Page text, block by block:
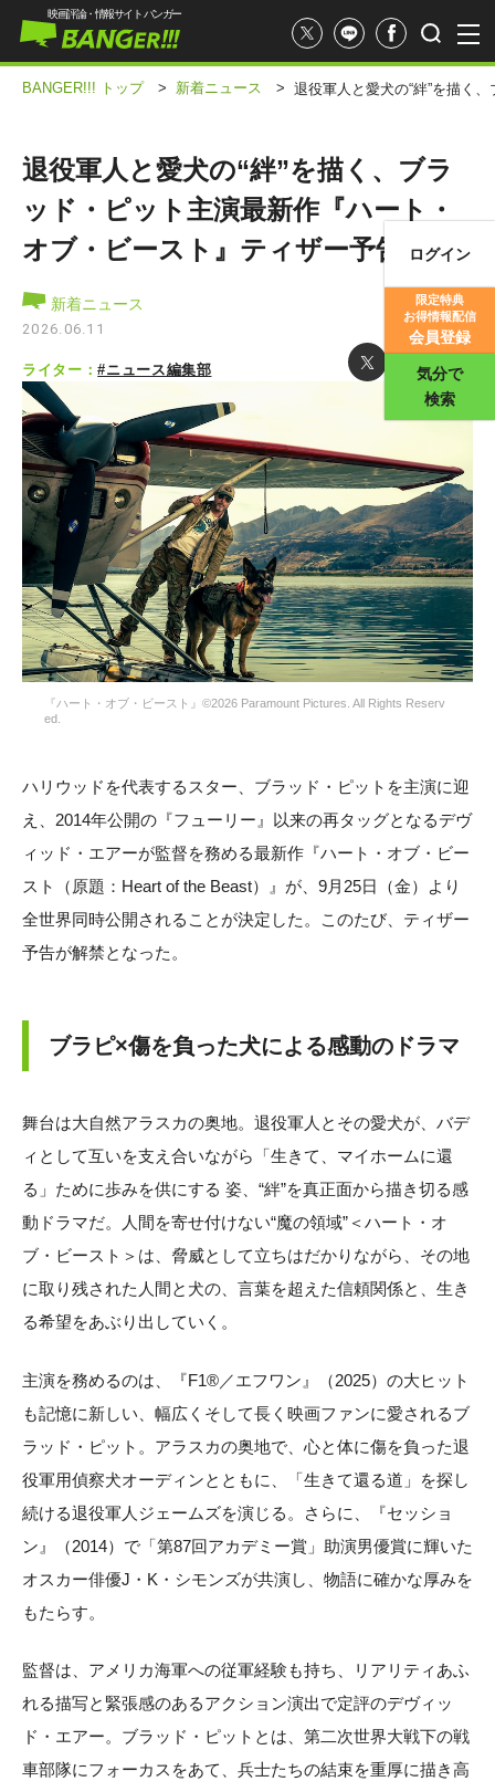
映画評論・情報サイト バンガー
ログイン
限定特典
お得情報配信
会員登録
気分で
検索
BANGER!!! トップ > 新着ニュース > 退役軍人と愛犬の“絆”を描く
退役軍人と愛犬の“絆”を描く、ブラ
ッド・ピット主演最新作『ハート・
オブ・ビースト』ティザー予告
新着ニュース
2026.06.11
ライター：#ニュース編集部
『ハート・オブ・ビースト』©2026 Paramount Pictures. All Rights Reserv
ed.
ハリウッドを代表するスター、ブラッド・ピットを主演に迎
え、2014年公開の『フューリー』以来の再タッグとなるデヴ
ィッド・エアーが監督を務める最新作『ハート・オブ・ビー
スト（原題：Heart of the Beast）』が、9月25日（金）より
全世界同時公開されることが決定した。このたび、ティザー
予告が解禁となった。
ブラピ×傷を負った犬による感動のドラマ
舞台は大自然アラスカの奥地。退役軍人とその愛犬が、バデ
ィとして互いを支え合いながら「生きて、マイホームに還
る」ために歩みを供にする 姿、“絆”を真正面から描き切る感
動ドラマだ。人間を寄せ付けない“魔の領域”＜ハート・オ
ブ・ビースト＞は、脅威として立ちはだかりながら、その地
に取り残された人間と犬の、言葉を超えた信頼関係と、生き
る希望をあぶり出していく。
主演を務めるのは、『F1®／エフワン』（2025）の大ヒット
も記憶に新しい、幅広くそして長く映画ファンに愛されるブ
ラッド・ピット。アラスカの奥地で、心と体に傷を負った退
役軍用偵察犬オーディンとともに、「生きて還る道」を探し
続ける退役軍人ジェームズを演じる。さらに、『セッショ
ン』（2014）で「第87回アカデミー賞」助演男優賞に輝いた
オスカー俳優J・K・シモンズが共演し、物語に確かな厚みを
もたらす。
監督は、アメリカ海軍への従軍経験も持ち、リアリティあふ
れる描写と緊張感のあるアクション演出で定評のデヴィッ
ド・エアー。ブラッド・ピットとは、第二次世界大戦下の戦
車部隊にフォーカスをあて、兵士たちの結束を重厚に描き高